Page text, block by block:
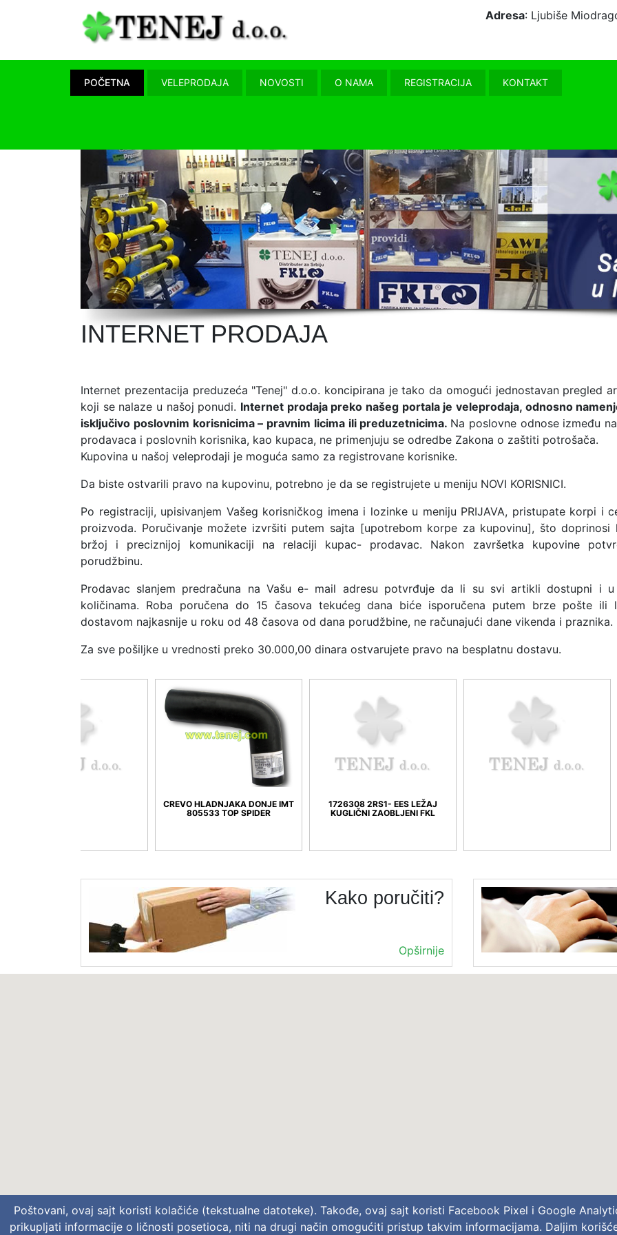
Adresa: Ljubiše
POČETNA VELEPRODAJA NOVOSTI O NAMA REGISTRACIJA KONTAKT
INTERNET PRODAJA
Internet prezentacija preduzeća "Tenej" d.o.o. koncipirana je tako da omogući jednostavan pregled
koji se nalaze u našoj ponudi. Internet prodaja preko našeg portala je veleprodaja, odnosno
isključivo poslovnim korisnicima – pravnim licima ili preduzetnicima. Na poslovne odnose između
prodavaca i poslovnih korisnika, kao kupaca, ne primenjuju se odredbe Zakona o zaštiti potrošača.
Kupovina u našoj veleprodaji je moguća samo za registrovane korisnike.
Da biste ostvarili pravo na kupovinu, potrebno je da se registrujete u meniju NOVI KORISNICI.
Po registraciji, upisivanjem Vašeg korisničkog imena i lozinke u meniju PRIJAVA, pristupate korpi i
proizvoda. Poručivanje možete izvršiti putem sajta [upotrebom korpe za kupovinu], što doprinosi
bržoj i preciznijoj komunikaciji na relaciji kupac- prodavac. Nakon završetka kupovine
porudžbinu.
Prodavac slanjem predračuna na Vašu e- mail adresu potvrđuje da li su svi artikli dostupni i
količinama. Roba poručena do 15 časova tekućeg dana biće isporučena putem brze pošte ili
dostavom najkasnije u roku od 48 časova od dana porudžbine, ne računajući dane vikenda i praznika.
Za sve pošiljke u vrednosti preko 30.000,00 dinara ostvarujete pravo na besplatnu dostavu.
CREVO HLADNJAKA DONJE IMT
805533 TOP SPIDER
1726308 2RS1- EES LEŽAJ
KUGLIČNI ZAOBLJENI FKL
Kako poručiti?
Opširnije
Poštovani, ovaj sajt koristi kolačiće (tekstualne datoteke). Takođe, ovaj sajt koristi Facebook Pixel i Google
prikupljati informacije o ličnosti posetioca, niti na drugi način omogućiti pristup takvim informacijama. Daljim